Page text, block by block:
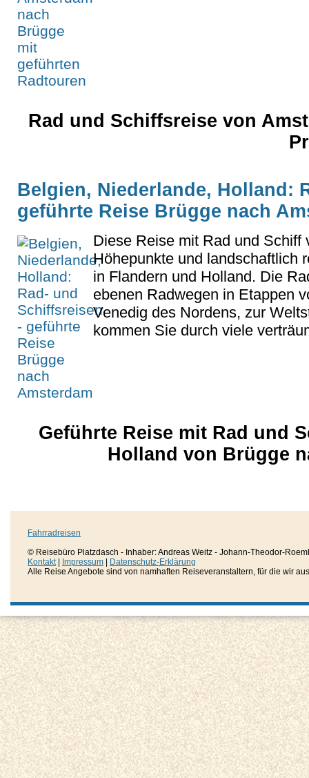
Rad und Schiffsreise von
Belgien, Niederlande, Holland:
geführte Reise Brügge nach
Diese Reise mit Rad und Schiff
Höhepunkte und landschaftlich
in Flandern und Holland. Die
ebenen Radwegen in Etappen
Venedig des Nordens, zur
kommen Sie durch viele
Geführte Reise mit Rad und
Holland von Brügge
Fahrradreisen
© Reisebüro Platzdasch - Inhaber: Andreas Weitz - Johann-Theodor-
Kontakt| Impressum
Datenschutz-Erklärung
Alle Reise Angebote sind von namhaften Reiseveranstaltern, für die wir